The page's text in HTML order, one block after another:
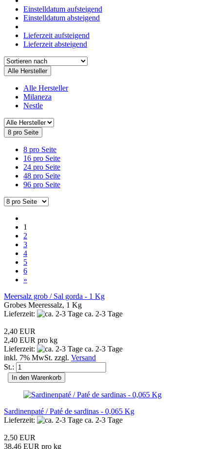
Einstelldatum aufsteigend
Einstelldatum absteigend
Lieferzeit aufsteigend
Lieferzeit absteigend
Alle Hersteller
Alle Hersteller
Milaneza
Nestle
8 pro Seite
8 pro Seite
16 pro Seite
24 pro Seite
48 pro Seite
96 pro Seite
1
2
3
4
5
6
»
Meersalz grob / Sal gorda - 1 Kg
Grobes Meeressalz, 1 Kg
Lieferzeit:
ca. 2-3 Tage
2,40 EUR
2,40 EUR pro kg
Lieferzeit:
ca. 2-3 Tage
inkl. 7% MwSt. zzgl. Versand
St.:
In den Warenkorb
Sardinenpaté / Paté de sardinas - 0,065 Kg
Lieferzeit:
ca. 2-3 Tage
2,50 EUR
38,46 EUR pro kg